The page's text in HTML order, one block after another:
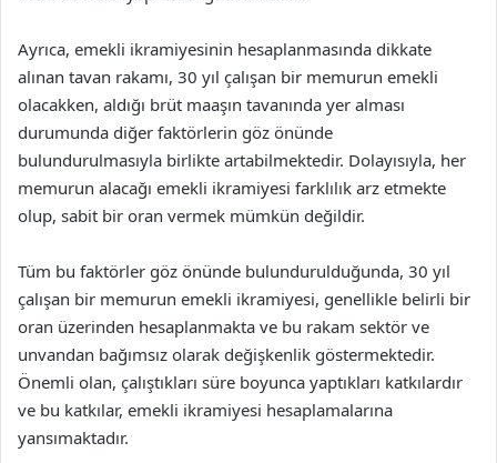
Ayrıca, emekli ikramiyesinin hesaplanmasında dikkate
alınan tavan rakamı, 30 yıl çalışan bir memurun emekli
olacakken, aldığı brüt maaşın tavanında yer alması
durumunda diğer faktörlerin göz önünde
bulundurulmasıyla birlikte artabilmektedir. Dolayısıyla, her
memurun alacağı emekli ikramiyesi farklılık arz etmekte
olup, sabit bir oran vermek mümkün değildir.
Tüm bu faktörler göz önünde bulundurulduğunda, 30 yıl
çalışan bir memurun emekli ikramiyesi, genellikle belirli bir
oran üzerinden hesaplanmakta ve bu rakam sektör ve
unvandan bağımsız olarak değişkenlik göstermektedir.
Önemli olan, çalıştıkları süre boyunca yaptıkları katkılardır
ve bu katkılar, emekli ikramiyesi hesaplamalarına
yansımaktadır.